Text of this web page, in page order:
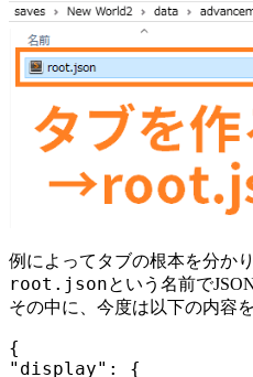
例によってタブの根本を分か
root.jsonという名前で
その中に、今度は以下の内容
{
"display": {